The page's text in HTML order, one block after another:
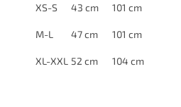
XS-S 43 cm 101 cm
M-L 47 cm 101 cm
XL-XXL 52 cm 104 cm